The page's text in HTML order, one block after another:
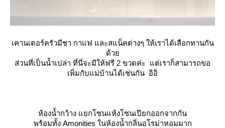
เคานเตอร์ครัวมีชา กาแฟ และสแน็คต่างๆ ให้เราได้เลือกทานกัน
ด้ว
ส่วนที่เป็นน้ำเปล่า ที่นี่จะมีให้ฟรี 2 ขวดค่ะ แต่เราก็สามารถขอ
เพิ่มกับแม่บ้านได้เช่นกัน อิอิ
ห้องน้ำกว้าง แยกโซนแห้งโซนเปียกออกจากกัน
พร้อมทั้ง Amonities ในห้องน้ำกลิ่นอโรม่าหอมมาก